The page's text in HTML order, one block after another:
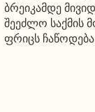
ბრეიკამდე
შეეძლო საქმის
ფრიცს ჩაწოდება